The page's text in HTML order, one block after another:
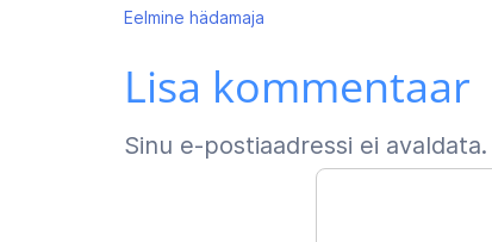
Navigeerimine
Eelmine hädamaja
Lisa kommentaar
Sinu e-postiaadressi ei avaldata.